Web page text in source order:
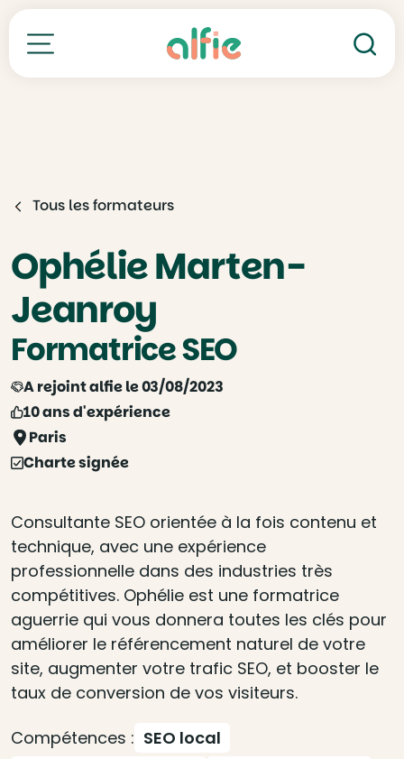
Toutes nos formations
Tous les formateurs
Ophélie Marten-
Jeanroy
Formatrice SEO
A rejoint alfie le 03/08/2023
10 ans d'expérience
Paris
Charte signée
Consultante SEO orientée à la fois contenu et
technique, avec une expérience
professionnelle dans des industries très
compétitives. Ophélie est une formatrice
aguerrie qui vous donnera toutes les clés pour
améliorer le référencement naturel de votre
site, augmenter votre trafic SEO, et booster le
taux de conversion de vos visiteurs.
Compétences : SEO local